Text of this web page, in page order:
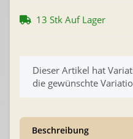
13 Stk Auf Lager
x
Dieser Artikel hat
die gewünschte
Beschreibung